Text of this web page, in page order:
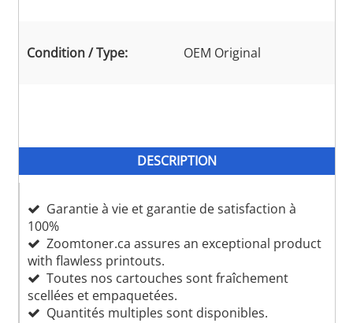
Condition / Type: OEM Original
DESCRIPTION
Garantie à vie et garantie de satisfaction à
100%
Zoomtoner.ca assures an exceptional product
with flawless printouts.
Toutes nos cartouches sont fraîchement
scellées et empaquetées.
Quantités multiples sont disponibles.